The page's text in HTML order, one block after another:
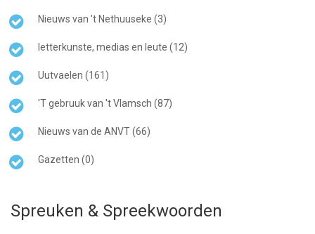
Nieuws van 't Nethuuseke (3)
letterkunste, medias en leute (12)
Uutvaelen (161)
'T gebruuk van 't Vlamsch (87)
Nieuws van de ANVT (66)
Gazetten (0)
Spreuken & Spreekwoorden